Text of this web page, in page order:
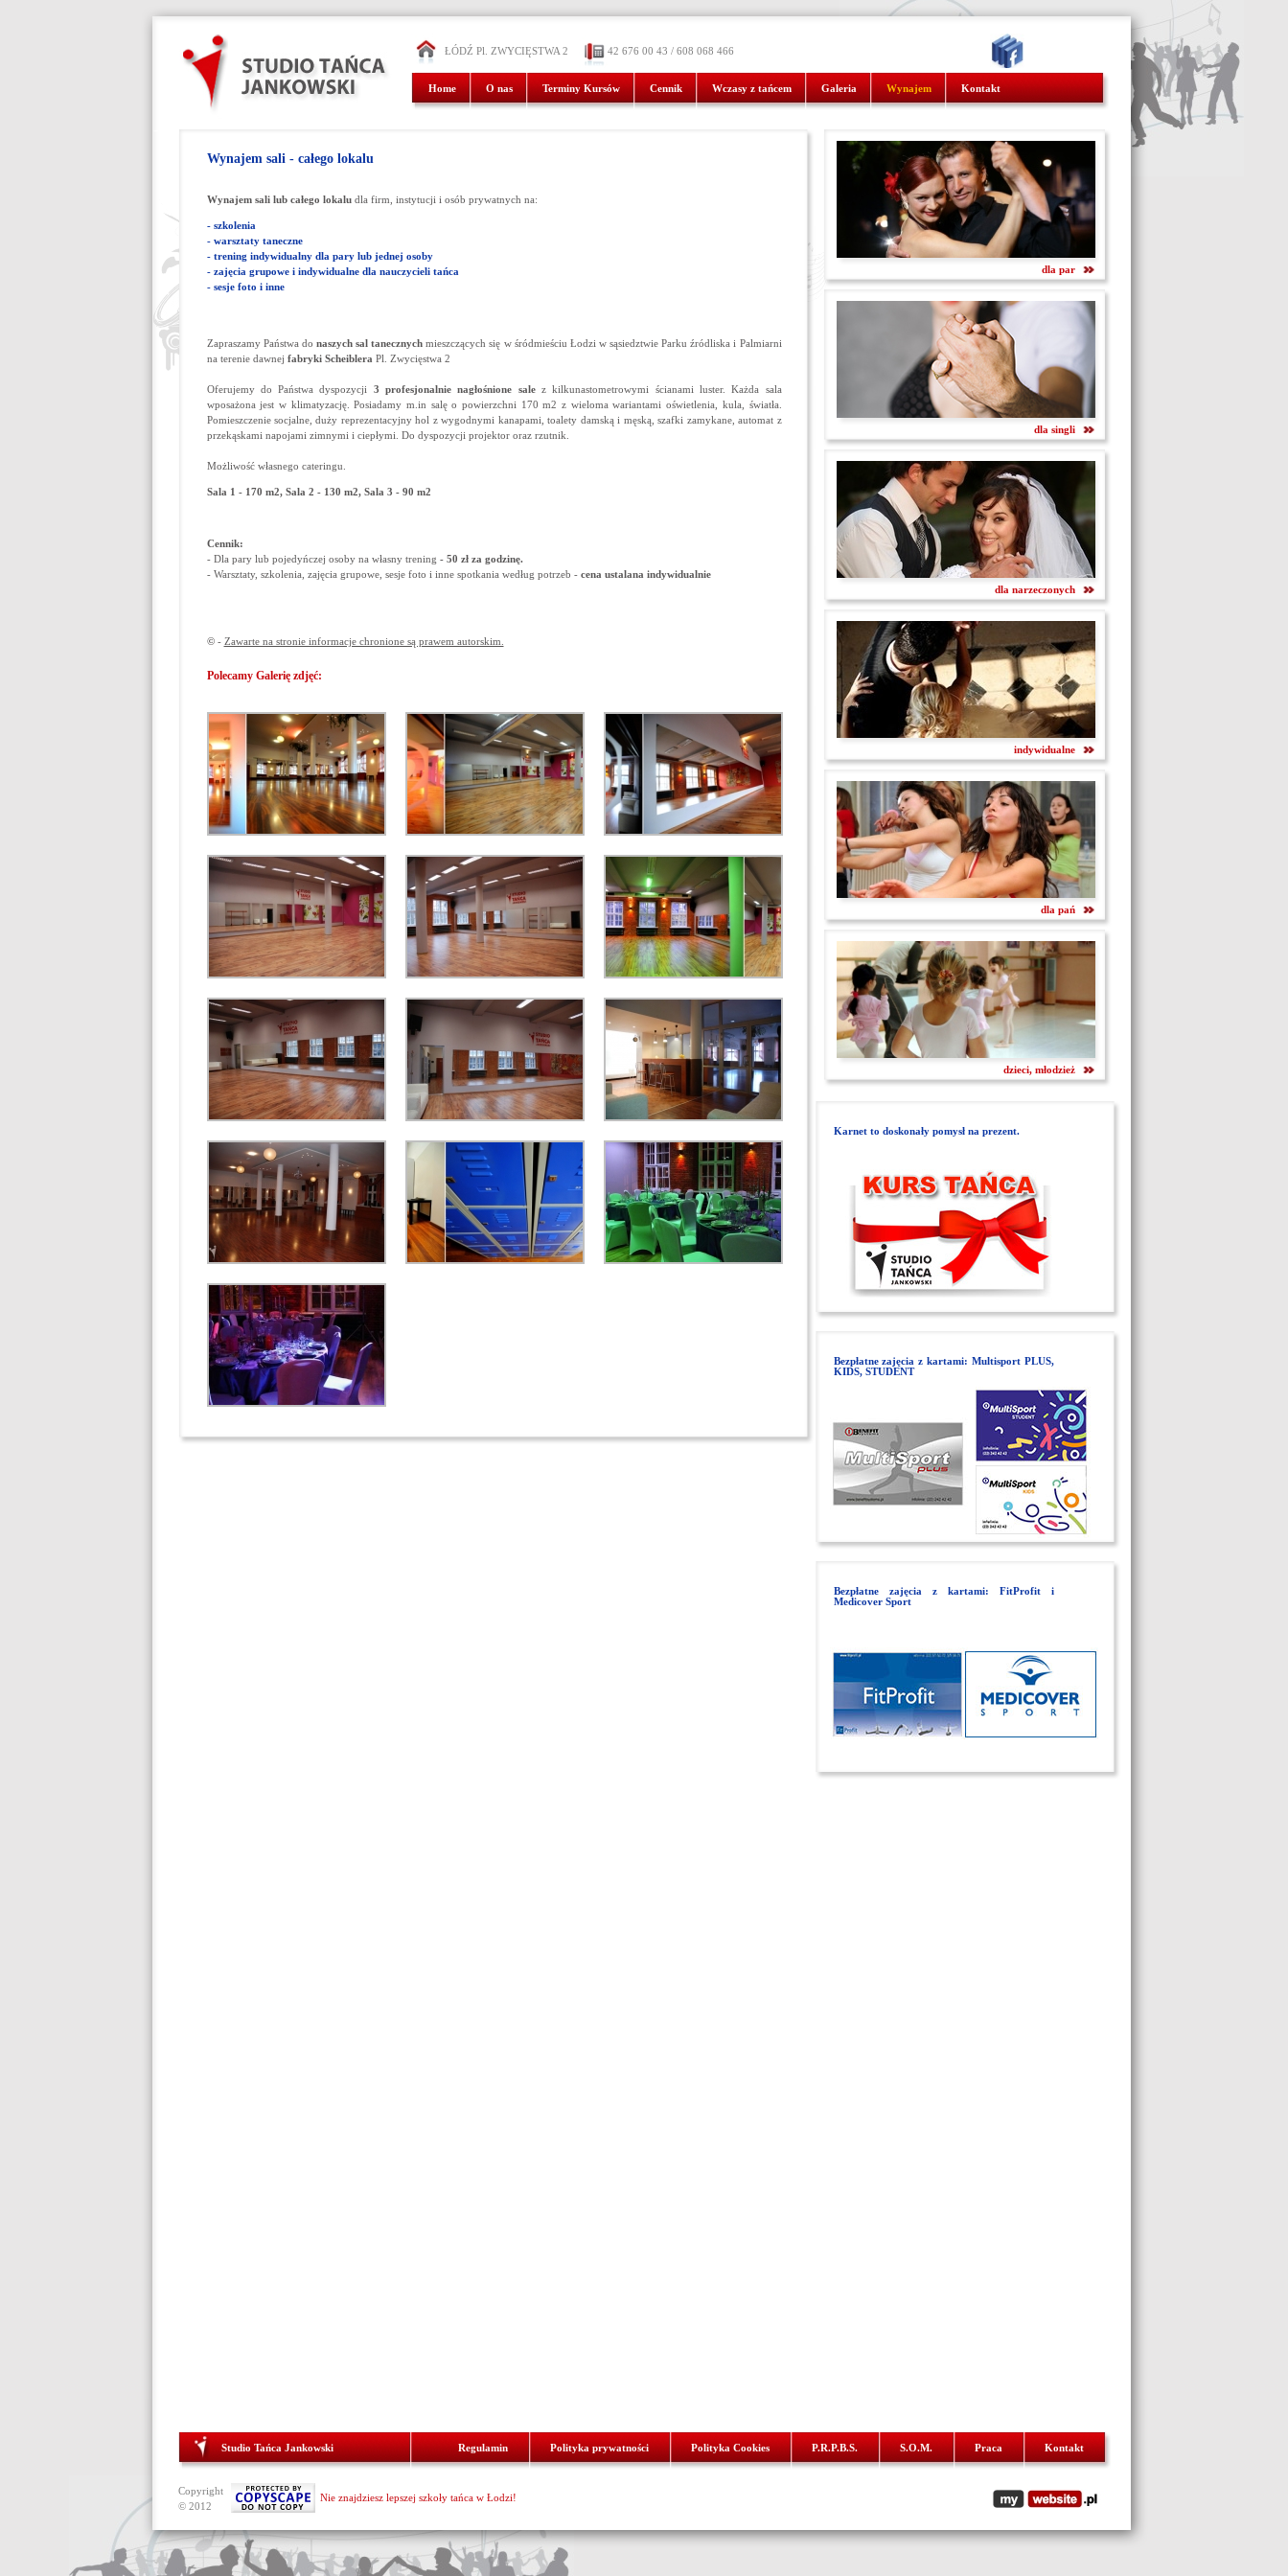
ŁÓDŹ Pl. ZWYCIĘSTWA 2 42 676 00 43 / 608 068 466
Home O nas Terminy Kursów Cennik Wczasy z tańcem Galeria Wynajem Kontakt
Wynajem sali - całego lokalu
Wynajem sali lub całego lokaludla firm, instytucji i osób prywatnych na:
- szkolenia
- warsztaty taneczne
- trening indywidualny dla pary lub jednej osoby
- zajęcia grupowe i indywidualne dla nauczycieli tańca
- sesje foto i inne
Zapraszamy Państwa do naszych sal tanecznych mieszczących się w śródmieściu Łodzi w sąsiedztwie Parku źródliska i Palmiarni
na terenie dawnej fabryki Scheiblera Pl. Zwycięstwa 2
Oferujemy do Państwa dyspozycji 3 profesjonalnie nagłośnione salez kilkunastometrowymi ścianami luster. Każda sala
wposażona jest w klimatyzację. Posiadamy m.in salę o powierzchni 170 m2 z wieloma wariantami oświetlenia, kula, światła.
Pomieszczenie socjalne, duży reprezentacyjny hol z wygodnymi kanapami, toalety damską i męską, szafki zamykane, automat z
przekąskami napojami zimnymi i ciepłymi. Do dyspozycji projektor oraz rzutnik.
Możliwość własnego cateringu.
Sala 1 - 170 m2, Sala 2 - 130 m2, Sala 3 - 90 m2
Cennik:
- Dla pary lub pojedyńczej osoby na własny trening - 50 zł za godzinę.
- Warsztaty, szkolenia, zajęcia grupowe, sesje foto i inne spotkania według potrzeb - cena ustalana indywidualnie
©- Zawarte na stronie informacje chronione są prawem autorskim.
Polecamy Galerię zdjęć:
dla par
dla singli
dla narzeczonych
indywidualne
dla pań
dzieci, młodzież
Karnet to doskonały pomysł na prezent.
Bezpłatne zajęcia z kartami: Multisport PLUS,
KIDS, STUDENT
Bezpłatne zajęcia z kartami: FitProfit i
Medicover Sport
Studio Tańca Jankowski Kontakt
Praca
S.O.M.
P.R.P.B.S.
Polityka Cookies
Polityka prywatności
Regulamin
Copyright
© 2012
Nie znajdziesz lepszej szkoły tańca w Łodzi!